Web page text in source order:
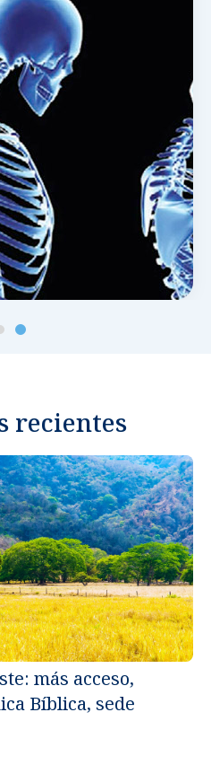
recientes
más acceso,
Bíblica, sede